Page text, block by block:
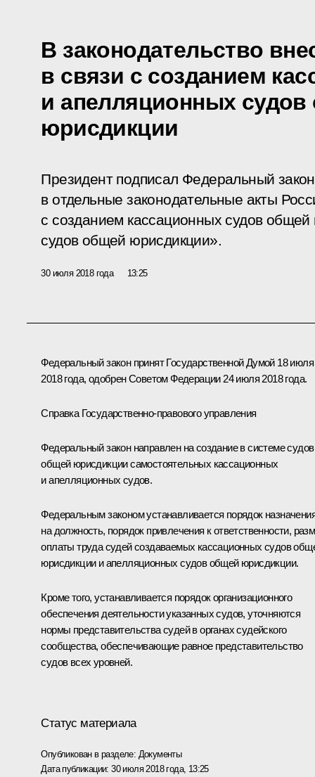
В законодательство
в связи с созданием
и апелляционных
юрисдикции
Президент подписал Федеральный
в отдельные законодательные акты
с созданием кассационных судов
судов общей юрисдикции».
30 июля 2018 года 13:25
Федеральный закон принят Государственной Думой 18 июля
2018 года, одобрен Советом Федерации 24 июля 2018 года.
Справка Государственно-правового управления
Федеральный закон направлен на создание в системе судов
общей юрисдикции самостоятельных кассационных
и апелляционных судов.
Федеральным законом устанавливается порядок
на должность, порядок привлечения к ответственности,
оплаты труда судей создаваемых кассационных судов
юрисдикции и апелляционных судов общей юрисдикции.
Кроме того, устанавливается порядок организационного
обеспечения деятельности указанных судов, уточняются
нормы представительства судей в органах судейского
сообщества, обеспечивающие равное представительство
судов всех уровней.
Статус материала
Опубликован в разделе: Документы
Дата публикации:30 июля 2018 года, 13:25